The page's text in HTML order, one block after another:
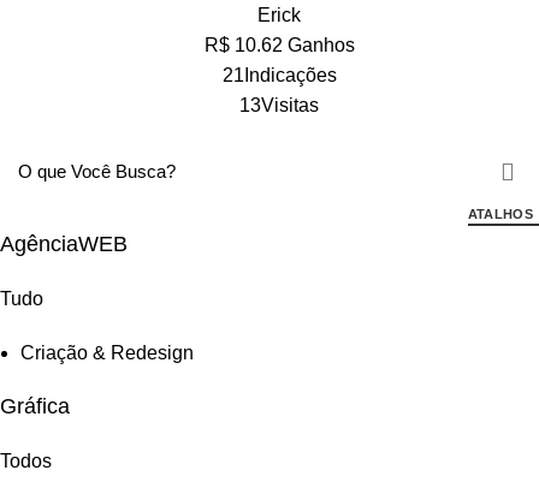
Erick
R$ 10.62 Ganhos
21Indicações
13Visitas
ATALHOS
AgênciaWEB
Tudo
Criação & Redesign
Gráfica
Todos